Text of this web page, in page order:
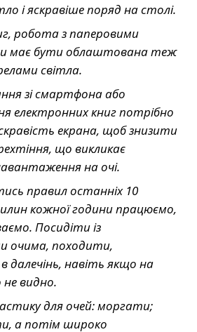
і яскравіше поряд на столі.
робота з паперовими
має бути облаштована теж
світла.
зі смартфона або
електронних книг потрібно
екрана, щоб знизити
що викликає
на очі.
правил останніх 10
кожної години працюємо,
Посидіти із
очима, походити,
далечінь, навіть якщо на
не видно.
для очей: моргати;
а потім широко